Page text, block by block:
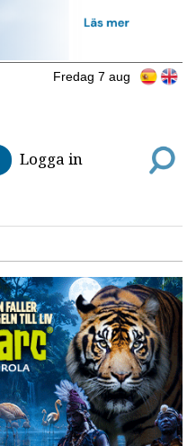
Fredag 7 aug
Logga in